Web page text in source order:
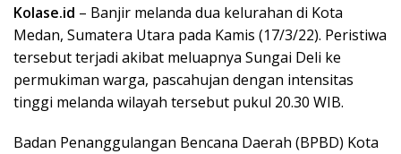
Kolase.id – Banjir melanda dua kelurahan di Kota
Medan, Sumatera Utara pada Kamis (17/3/22). Peristiwa
tersebut terjadi akibat meluapnya Sungai Deli ke
permukiman warga, pascahujan dengan intensitas
tinggi melanda wilayah tersebut pukul 20.30 WIB.
Badan Penanggulangan Bencana Daerah (BPBD) Kota